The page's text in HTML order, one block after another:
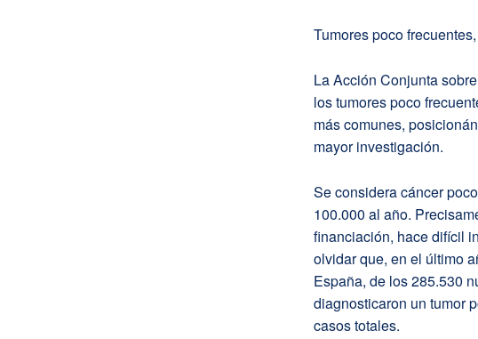
Tumores poco
La Acción Conjunta
los tumores poco
más comunes,
mayor investigación.
Se considera cáncer
100.000 al año.
financiación, hace difícil
olvidar que, en el último
España, de los 285.530
diagnosticaron un tumor
casos totales.